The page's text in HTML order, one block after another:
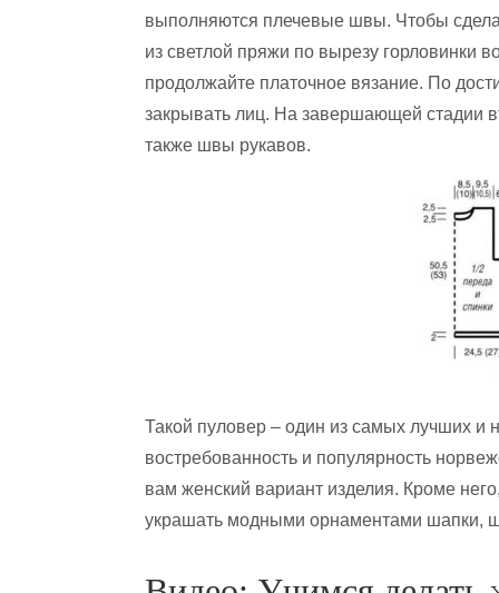
выполняются плечевые швы. Чтобы
из светлой пряжи по вырезу горловинки
продолжайте платочное вязание. По
закрывать лиц. На завершающей стадии
также швы рукавов.
Такой пуловер – один из самых лучших и
востребованность и популярность
вам женский вариант изделия. Кроме
украшать модными орнаментами шапки,